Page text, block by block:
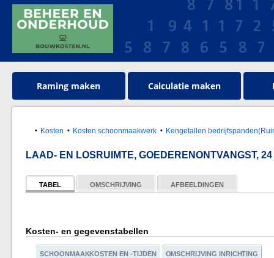
Raming maken Calculatie maken
Kosten Kosten schoonmaakwerk Kengetallen
LAAD- EN LOSRUIMTE, GOEDERENONTVANGST, 24
TABEL OMSCHRIJVING AFBEELDINGEN
Kosten- en gegevenstabellen
SCHOONMAAKKOSTEN EN -TIJDEN OMSCHRIJVING INRICHTING